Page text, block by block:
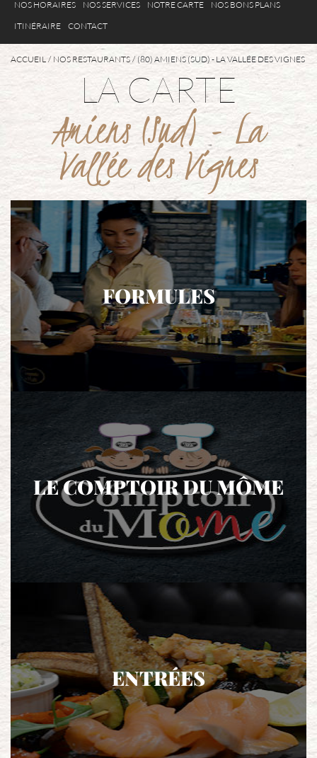
NOS HORAIRES NOS SERVICES NOTRE CARTE
NOS BONS PLANS
ITINÉRAIRE
CONTACT
ACCUEIL NOS RESTAURANTS (80) AMIENS (SUD) - LA VALLÉE DES VIGNES
LA CARTE
Amiens (Sud) - La
Vallée des Vignes
FORMULES
LE COMPTOIR DU MÔME
ENTRÉES